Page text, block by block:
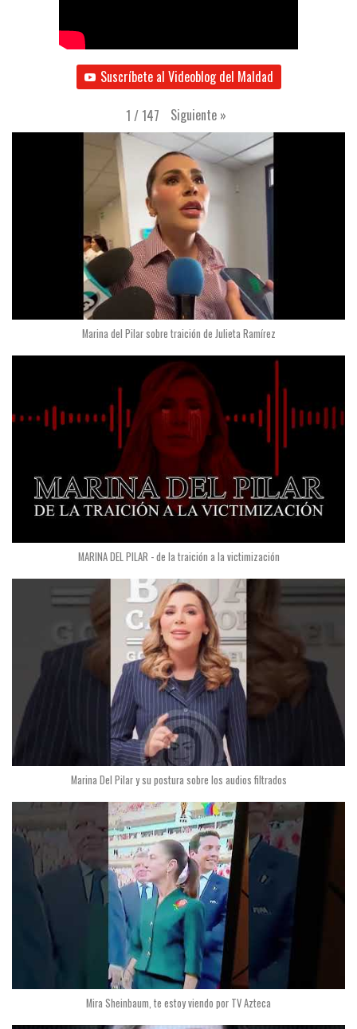
Suscríbete al Videoblog del Maldad
1 /147 Siguiente »
Marina del Pilar sobre traición de Julieta Ramírez
MARINA DEL PILAR - de la traición a la victimización
Marina Del Pilar y su postura sobre los audios filtrados
Mira Sheinbaum, te estoy viendo por TV Azteca